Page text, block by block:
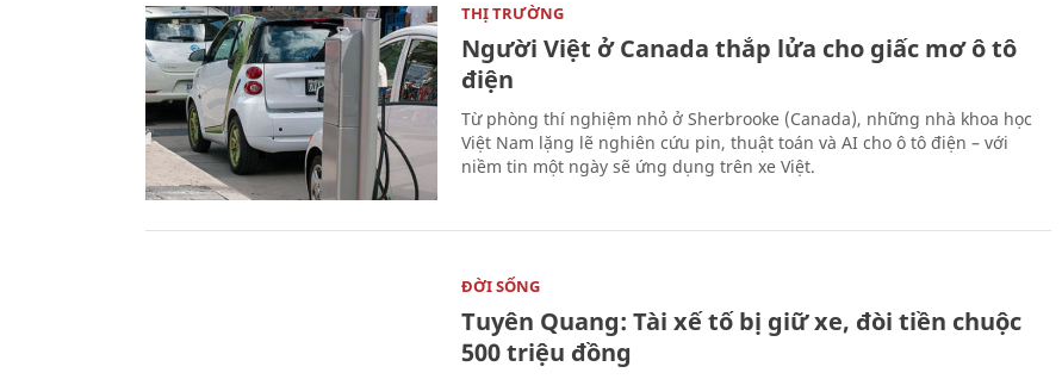
THỊ TRƯỜNG
Người Việt ở Canada thắp lửa cho giấc mơ ô tô
điện
Từ phòng thí nghiệm nhỏ ở Sherbrooke (Canada), những nhà khoa học
Việt Nam lặng lẽ nghiên cứu pin, thuật toán và AI cho ô tô điện – với
niềm tin một ngày sẽ ứng dụng trên xe Việt.
ĐỜI SỐNG
Tuyên Quang: Tài xế tố bị giữ xe, đòi tiền chuộc
500 triệu đồng